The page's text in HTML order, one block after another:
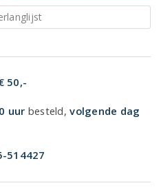
50,-
uur besteld,volgende dag
514427